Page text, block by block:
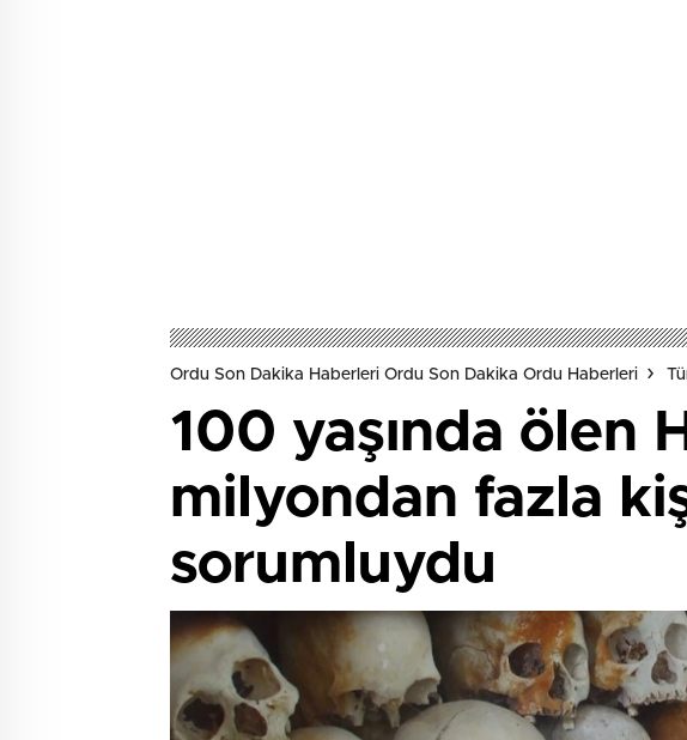
Ordu Son Dakika Haberleri Ordu Son Dakika Ordu Haberleri
100 yaşında ölen
milyondan fazla
sorumluydu